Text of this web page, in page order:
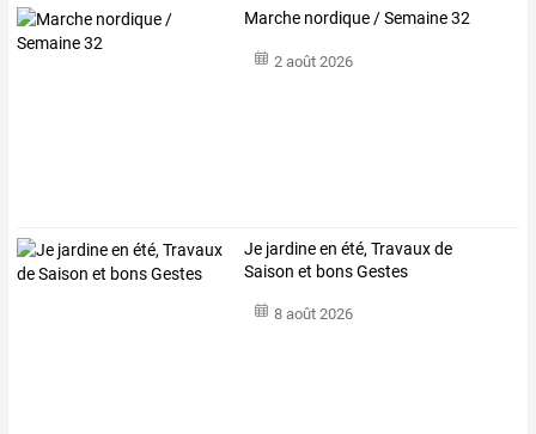
Marche nordique / Semaine 32
2 août 2026
Je jardine en été, Travaux de
Saison et bons Gestes
8 août 2026